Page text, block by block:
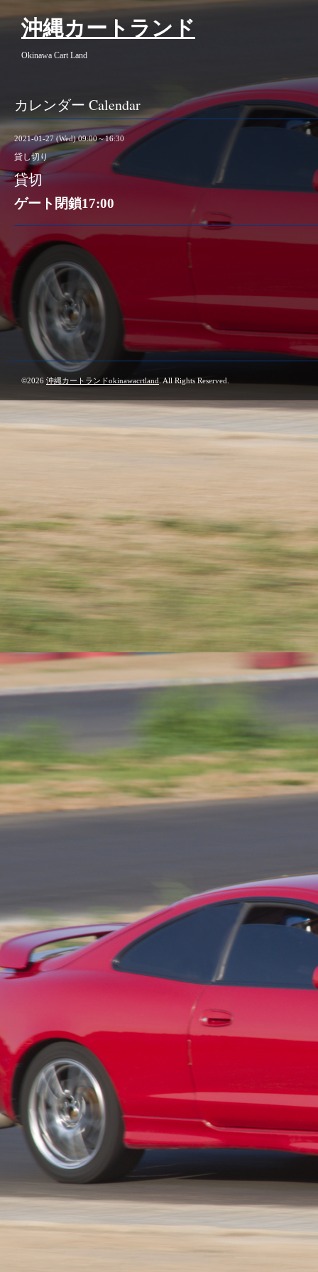
沖縄カートランド
Okinawa Cart Land
カレンダー Calendar
2021-01-27 (Wed) 09:00～16:30
貸し切り
貸切
ゲート閉鎖17:00
©2026 沖縄カートランドokinawacrtland . All Rights Reserved.